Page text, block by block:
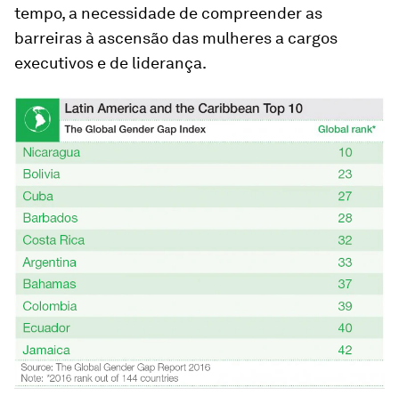
tempo, a necessidade de compreender as
barreiras à ascensão das mulheres a cargos
executivos e de liderança.